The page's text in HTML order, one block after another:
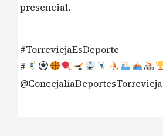
presencial.
#TorreviejaEsDeporte
#
@ConcejalíaDeportesTorrevieja